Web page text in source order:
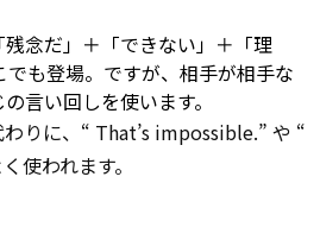
念だ」＋「できない」＋「理
も登場。ですが、相手が相手な
言い回しを使います。
りに、“ That’s impossible.” や “
使われます。